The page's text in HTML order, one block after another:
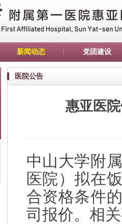
新闻动态 党团建设
医院公告
惠亚医
中山大学附
医院）拟在
合资格条件
司报价。相